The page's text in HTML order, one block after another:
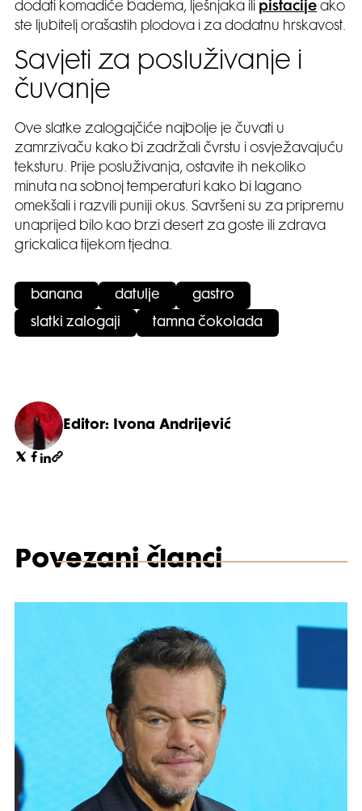
dodati komadiće badema, lješnjaka ili pistacije ako
ste ljubitelj orašastih plodova i za dodatnu hrskavost.
Savjeti za posluživanje i
čuvanje
Ove slatke zalogajčiće najbolje je čuvati u
zamrzivaču kako bi zadržali čvrstu i osvježavajuću
teksturu. Prije posluživanja, ostavite ih nekoliko
minuta na sobnoj temperaturi kako bi lagano
omekšali i razvili puniji okus. Savršeni su za pripremu
unaprijed bilo kao brzi desert za goste ili zdrava
grickalica tijekom tjedna.
banana datulje gastro
slatki zalogaji tamna čokolada
Editor: Ivona Andrijević
Povezani članci